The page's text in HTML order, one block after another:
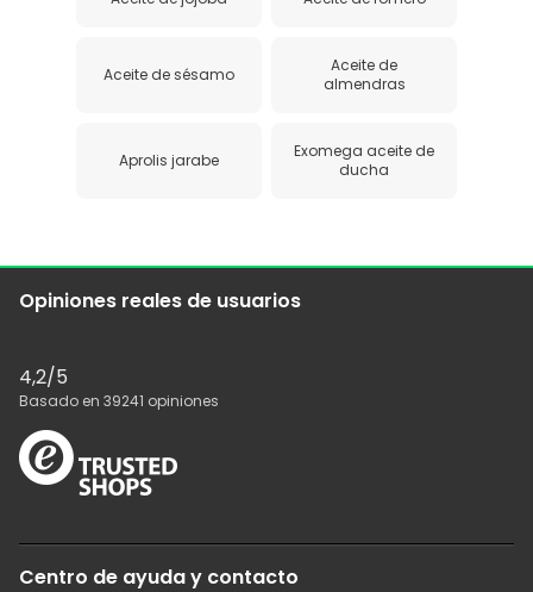
Aceite de sésamo
Aceite de
almendras
Aprolis jarabe
Exomega aceite de
ducha
Opiniones reales de usuarios
4,2/5
Basado en 39241 opiniones
Centro de ayuda y contacto